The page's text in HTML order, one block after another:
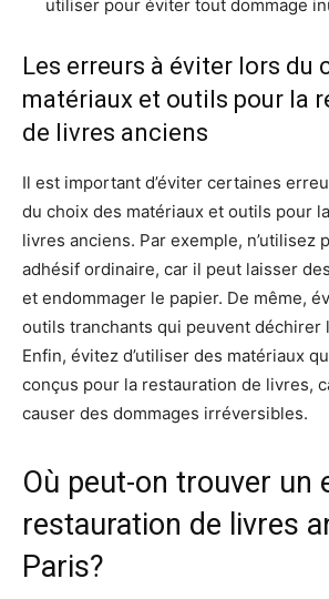
utiliser pour éviter tout dommage
Les erreurs à éviter lors du
matériaux et outils pour la
de livres anciens
Il est important d’éviter certaines
du choix des matériaux et outils pour
livres anciens. Par exemple, n’utilisez
adhésif ordinaire, car il peut laisser
et endommager le papier. De même,
outils tranchants qui peuvent déchirer
Enfin, évitez d’utiliser des matériaux
conçus pour la restauration de livres,
causer des dommages irréversibles.
Où peut-on trouver un
restauration de livres
Paris?